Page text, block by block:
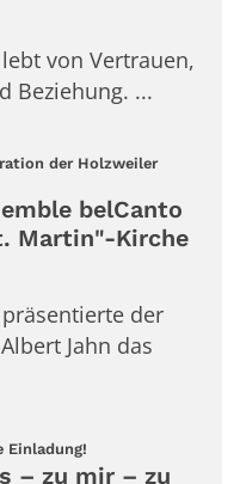
von Vertrauen,
Beziehung. ...
der Holzweiler
belCanto
Martin"-Kirche
der
Jahn das
Einladung!
– zu mir – zu